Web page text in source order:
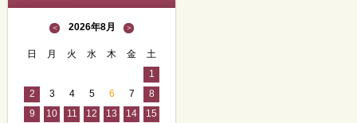
＜ 2026年8月 ＞
日 月 火 水 木 金
土
1
2
3 4 5 6 7
8
9
10 11 12 13 14
15